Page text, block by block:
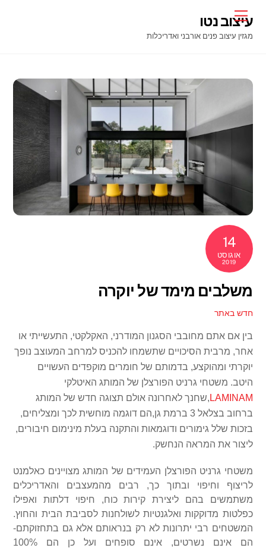
content
Menu
עיצוב נטו
מגזין עיצוב פנים אורבני ואדריכלות
14
אוגוסט
2019
משלבים מימד של יוקרה
חדש באתר
בין אם אתם מחובבי הסגנון המודרני, האקלקטי, התעשייתי או
אחר, מרבית הסיכויים שתשמחו להכניס למרחב המעוצב נופך
יוקרתי ומהוקצע, בדמותם של חומרים מוקפדים העשויים
היטב. משטחי גרניט הפורצלן של המותג האיטלקי
LAMINAM ,שחנך לאחרונה אולם תצוגה חדש של המותג
ברחוב בצלאל 3 ברמת גן,הם דוגמה מוחשית לכך ומצליחים,
בזכות שלל גימורים ודוגמאות והתקנה בעלת מינימום חיבורים,
ליצור את המראה הנחשק.
משטחי גרניט הפורצלן העמידים של המותג מצויינים כאלמנט
לריצוף וחיפוי ובתוך כך, רבים מהמעצבים והאדריכלים
משתמשים בהם ליצירת קירות כוח, חיפוי דלתות ואפילו
כפלטות מדוקקות ואלגנטיות לשולחנות לסביבת הבית והחוץ.
המשטחים רבי יתרונות לא רק בנראותם אלא גם בתחזוקתם-
הם אינם נשרטים, אינם סופחים ועל כן הם 100%